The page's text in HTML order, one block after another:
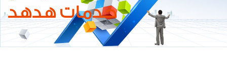
خدمات هدهد